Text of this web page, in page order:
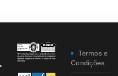
Termos e
Condições